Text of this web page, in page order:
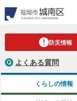
防災情報
よくある質問
くらしの情報